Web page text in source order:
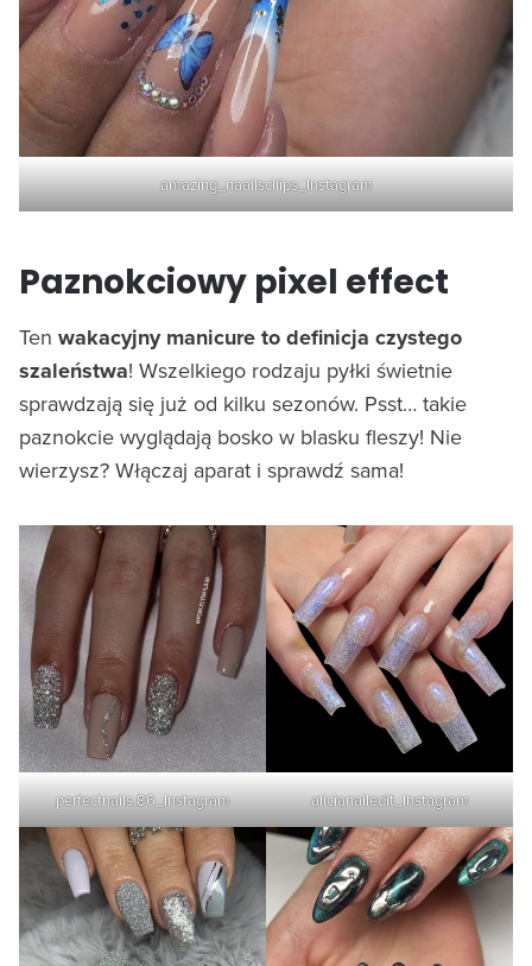
amazing_naailscliips_Instagram
Paznokciowy pixel effect
Ten wakacyjny manicure to definicja czystego
szaleństwa! Wszelkiego rodzaju pyłki świetnie
sprawdzają się już od kilku sezonów. Psst… takie
paznokcie wyglądają bosko w blasku fleszy! Nie
wierzysz? Włączaj aparat i sprawdź sama!
perfectnails.86_Instagram alicianailedit_Instagram